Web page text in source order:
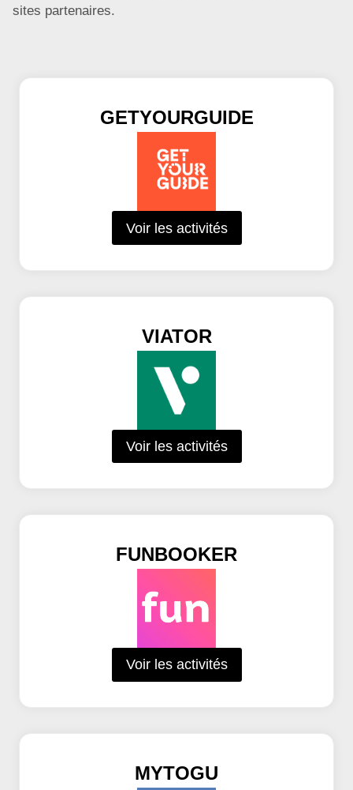
sites partenaires.
GETYOURGUIDE
Voir les activités
VIATOR
Voir les activités
FUNBOOKER
Voir les activités
MYTOGU